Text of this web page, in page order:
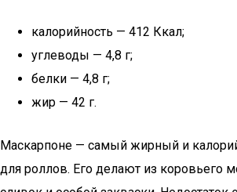
калорийность — 412 Ккал;
углеводы — 4,8 г;
белки — 4,8 г;
жир — 42 г.
Маскарпоне — самый жирный и
для роллов. Его делают из коровьего